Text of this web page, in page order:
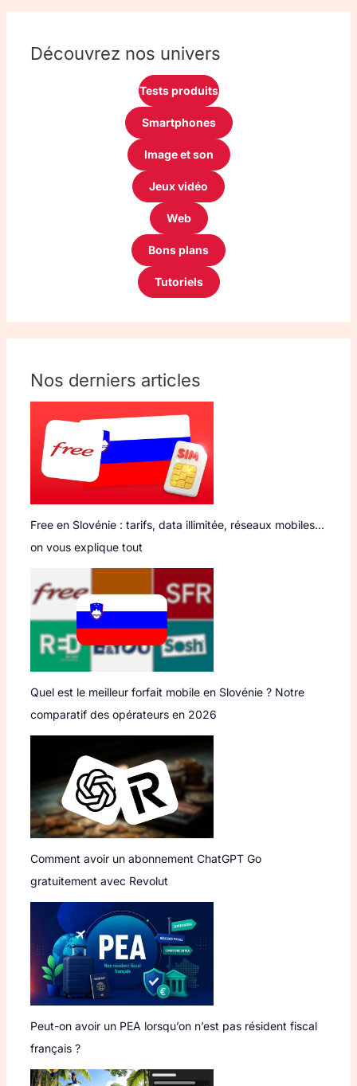
Découvrez nos univers
Tests produits
Smartphones
Image et son
Jeux vidéo
Web
Bons plans
Tutoriels
Nos derniers articles
Free en Slovénie : tarifs, data illimitée, réseaux mobiles…
on vous explique tout
Quel est le meilleur forfait mobile en Slovénie ? Notre
comparatif des opérateurs en 2026
Comment avoir un abonnement ChatGPT Go
gratuitement avec Revolut
Peut-on avoir un PEA lorsqu’on n’est pas résident fiscal
français ?